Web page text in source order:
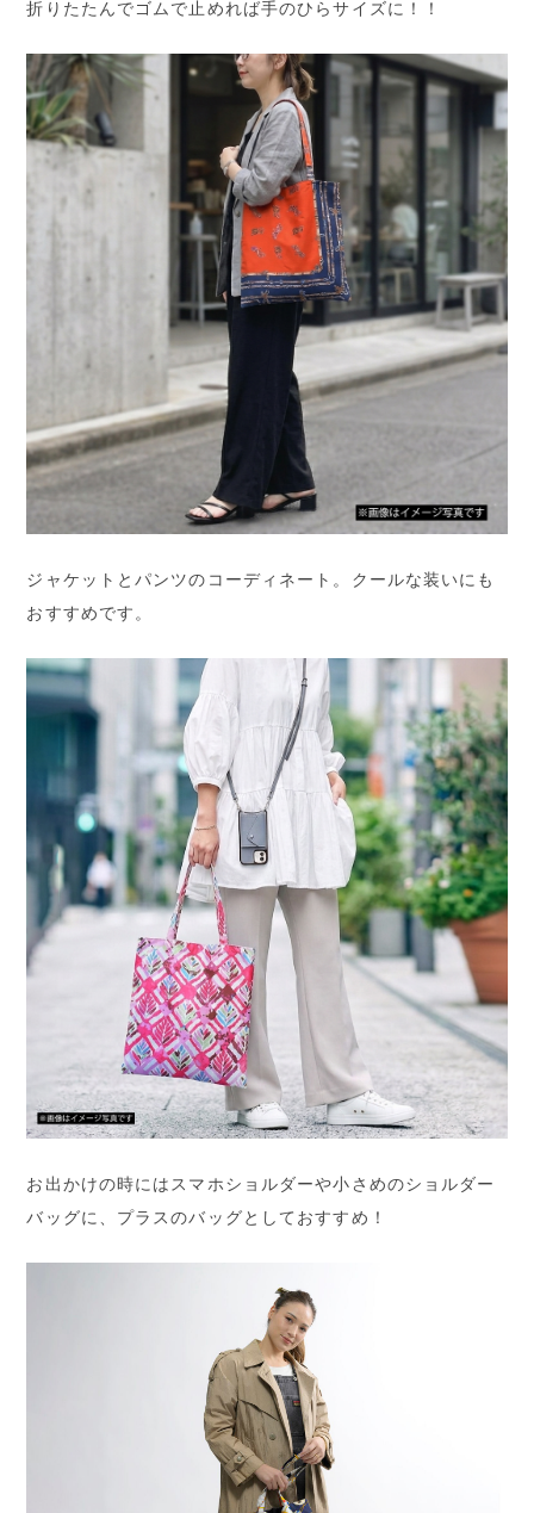
折りたたんでゴムで止めれば手のひらサイズに！！
ジャケットとパンツのコーディネート。クールな装いにも
おすすめです。
お出かけの時にはスマホショルダーや小さめのショルダー
バッグに、プラスのバッグとしておすすめ！